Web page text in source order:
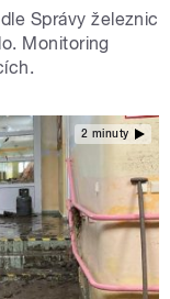
Správy železnic
Monitoring
2 minuty